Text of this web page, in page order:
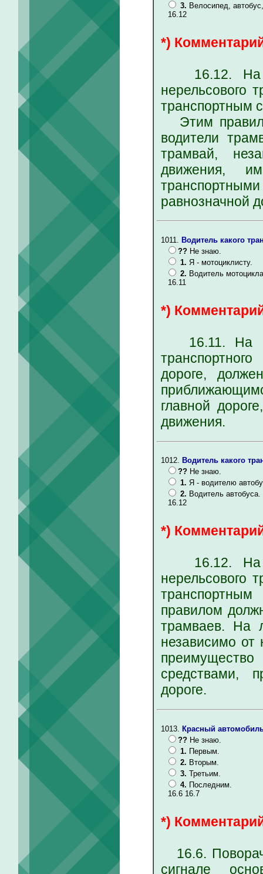
3. Велосипед,
16.12
*)
16.12. На
нерельсового
транспортным
Этим
водители
трамвай,
движения,
равнозначной
1011.
Водитель какого
?? Не знаю.
1. Я - мотоциклисту.
2. Водитель
16.11
*)
16.11. На
дороге,
главной
движения.
1012. Водитель какого
?? Не знаю.
1. Я - водителю
2. Водитель автобуса.
16.12
*)
16.12. На
нерельсового
правилом
трамваев. На
независимо от
средствами,
дороге.
1013. Красный
?? Не знаю.
1. Первым.
2. Вторым.
3. Третьим.
4. Последним.
16.6 16.7
*)
16.6.
сигнале